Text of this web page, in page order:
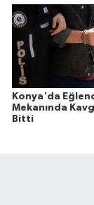
Konya'da
Mekanında
Bitti